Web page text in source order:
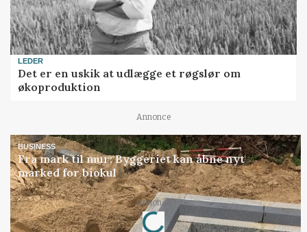
LEDER
Det er en uskik at udlægge et røgslør om
økoproduktion
Annonce
BUSINESS
Fra mark til mur: Byggeriet kan åbne nyt
marked for biokul
Annonce
Loading...